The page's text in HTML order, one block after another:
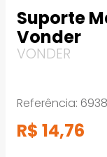
Suporte
Vonder
VONDER
Referência:
R$ 14,76